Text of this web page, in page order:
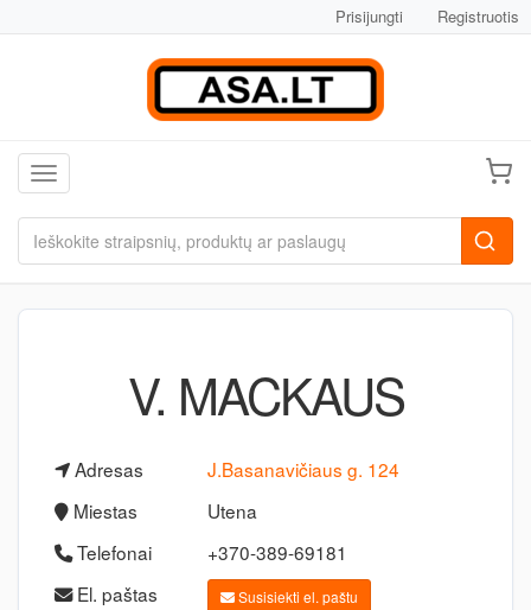
Prisijungti Registruotis
Toggle navigation
V. MACKAUS
Adresas
J.Basanavičiaus g. 124
Miestas
Utena
Telefonai
+370-389-69181
El. paštas
Susisiekti el. paštu